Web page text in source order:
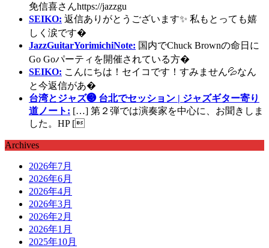
免信喜さんhttps://jazzgu
SEIKO: 返信ありがとうございます✨ 私もとっても嬉
しく涙です�
JazzGuitarYorimichiNote: 国内でChuck Brownの命日に
Go Goパーティを開催されている方�
SEIKO: こんにちは！セイコです！すみません💦なん
と今返信があ�
台湾とジャズ❸ 台北でセッション | ジャズギター寄り
道ノート: […] 第２弾では演奏家を中心に、お聞きしま
した。HP [
Archives
2026年7月
2026年6月
2026年4月
2026年3月
2026年2月
2026年1月
2025年10月